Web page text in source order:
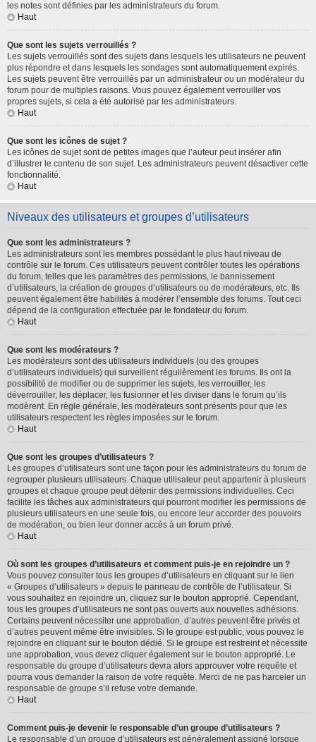
les notes sont définies par les administrateurs du forum.
Haut
Que sont les sujets verrouillés ?
Les sujets verrouillés sont des sujets dans lesquels les utilisateurs ne peuvent
plus répondre et dans lesquels les sondages sont automatiquement expirés.
Les sujets peuvent être verrouillés par un administrateur ou un modérateur du
forum pour de multiples raisons. Vous pouvez également verrouiller vos
propres sujets, si cela a été autorisé par les administrateurs.
Haut
Que sont les icônes de sujet ?
Les icônes de sujet sont de petites images que l’auteur peut insérer afin
d’illustrer le contenu de son sujet. Les administrateurs peuvent désactiver cette
fonctionnalité.
Haut
Niveaux des utilisateurs et groupes d’utilisateurs
Que sont les administrateurs ?
Les administrateurs sont les membres possédant le plus haut niveau de
contrôle sur le forum. Ces utilisateurs peuvent contrôler toutes les opérations
du forum, telles que les paramètres des permissions, le bannissement
d’utilisateurs, la création de groupes d’utilisateurs ou de modérateurs, etc. Ils
peuvent également être habilités à modérer l’ensemble des forums. Tout ceci
dépend de la configuration effectuée par le fondateur du forum.
Haut
Que sont les modérateurs ?
Les modérateurs sont des utilisateurs individuels (ou des groupes
d’utilisateurs individuels) qui surveillent régulièrement les forums. Ils ont la
possibilité de modifier ou de supprimer les sujets, les verrouiller, les
déverrouiller, les déplacer, les fusionner et les diviser dans le forum qu’ils
modèrent. En règle générale, les modérateurs sont présents pour que les
utilisateurs respectent les règles imposées sur le forum.
Haut
Que sont les groupes d’utilisateurs ?
Les groupes d’utilisateurs sont une façon pour les administrateurs du forum de
regrouper plusieurs utilisateurs. Chaque utilisateur peut appartenir à plusieurs
groupes et chaque groupe peut détenir des permissions individuelles. Ceci
facilite les tâches aux administrateurs qui pourront modifier les permissions de
plusieurs utilisateurs en une seule fois, ou encore leur accorder des pouvoirs
de modération, ou bien leur donner accès à un forum privé.
Haut
Où sont les groupes d’utilisateurs et comment puis-je en rejoindre un ?
Vous pouvez consulter tous les groupes d’utilisateurs en cliquant sur le lien
« Groupes d’utilisateurs » depuis le panneau de contrôle de l’utilisateur. Si
vous souhaitez en rejoindre un, cliquez sur le bouton approprié. Cependant,
tous les groupes d’utilisateurs ne sont pas ouverts aux nouvelles adhésions.
Certains peuvent nécessiter une approbation, d’autres peuvent être privés et
d’autres peuvent même être invisibles. Si le groupe est public, vous pouvez le
rejoindre en cliquant sur le bouton dédié. Si le groupe est restreint et nécessite
une approbation, vous devez cliquer également sur le bouton approprié. Le
responsable du groupe d’utilisateurs devra alors approuver votre requête et
pourra vous demander la raison de votre requête. Merci de ne pas harceler un
responsable de groupe s’il refuse votre demande.
Haut
Comment puis-je devenir le responsable d’un groupe d’utilisateurs ?
Le responsable d’un groupe d’utilisateurs est généralement assigné lorsque